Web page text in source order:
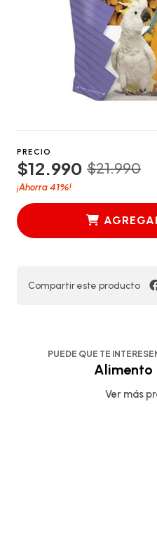
PRECIO
$12.990 $21.990
¡Ahorra41%!
Compartir este producto
PUEDE QUE TE
Alimento
Ver más